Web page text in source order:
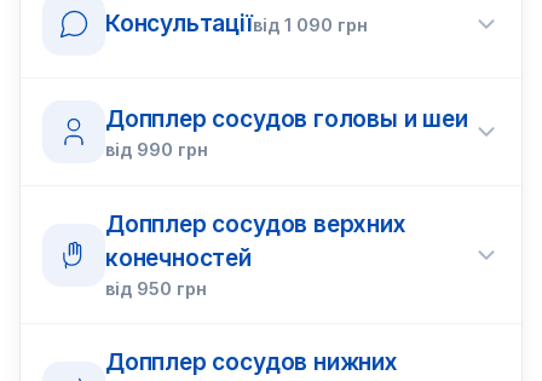
Консультаціївід 1 090 грн
Допплер сосудов головы и шеи
від 990 грн
Допплер сосудов верхних
конечностей
від 950 грн
Допплер сосудов нижних